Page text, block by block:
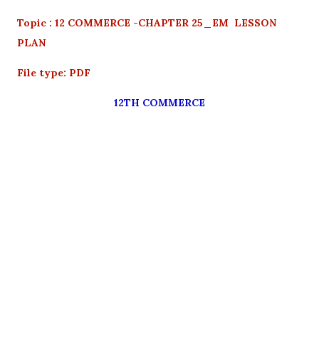
Topic : 12 COMMERCE -CHAPTER 25_EM LESSON
PLAN
File type: PDF
12TH COMMERCE